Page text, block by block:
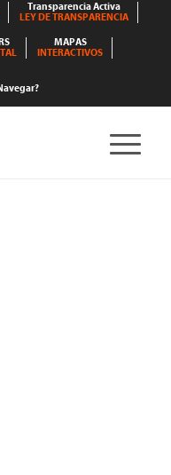
Transparencia Activa
LEY DE TRANSPARENCIA
MAPAS
INTERACTIVOS